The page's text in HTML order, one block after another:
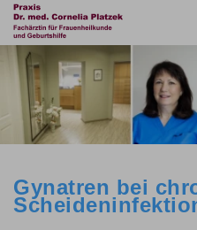
Gynatren bei